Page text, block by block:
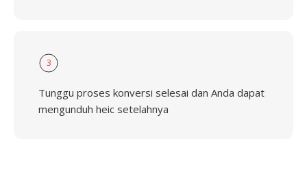
3
Tunggu proses konversi selesai dan Anda dapat
mengunduh heic setelahnya